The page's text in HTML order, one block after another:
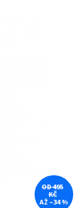
OD 495
KČ
AŽ –34 %